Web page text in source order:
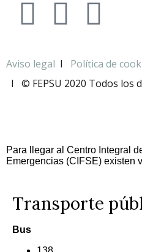
Aviso legal I Política de
I © FEPSU 2020 Todos los
Para llegar al Centro Integral
Emergencias (CIFSE) existen
Transporte
Bus